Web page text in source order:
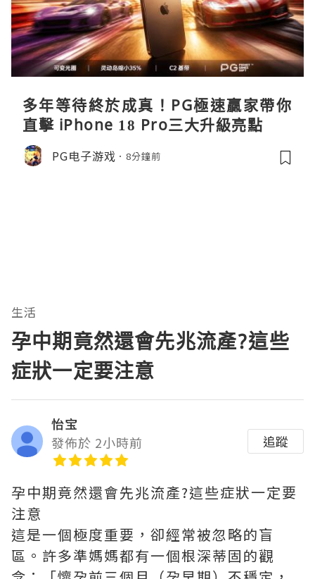
多年等待終於成真！PG極速贏家帶你
直擊 iPhone 18 Pro三大升級亮點
PG电子游戏 8分鐘前
生活
孕中期竟然還會先兆流產?這些
症狀一定要注意
怡宝
發佈於 2小時前
追蹤
孕中期竟然還會先兆流產?這些症狀一定要
注意
這是一個極度重要，卻經常被忽略的盲
區。許多準媽媽都有一個根深蒂固的觀